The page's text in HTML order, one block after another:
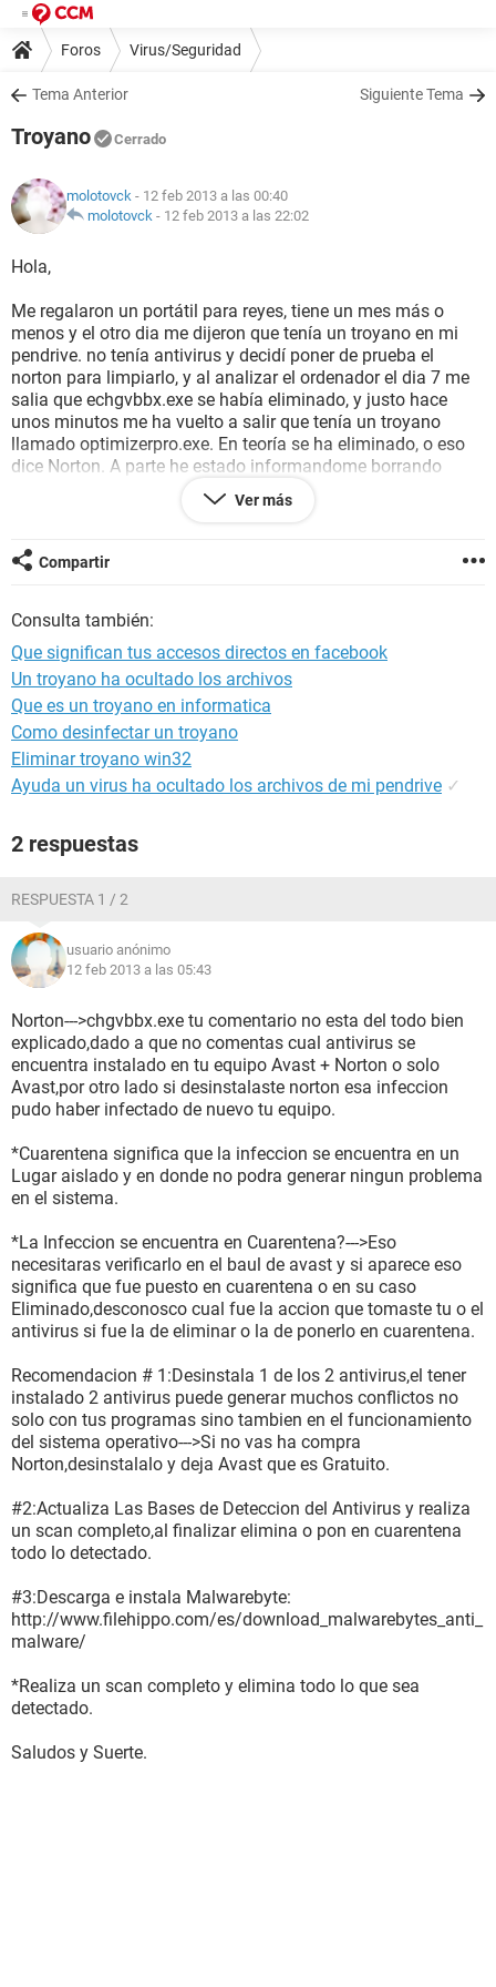
Foros Virus/Seguridad
Tema Anterior Siguiente Tema
Troyano Cerrado
molotovck - 12 feb 2013 a las 00:40
molotovck - 12 feb 2013 a las 22:02
Hola,
Me regalaron un portátil para reyes, tiene un mes más o
menos y el otro dia me dijeron que tenía un troyano en mi
pendrive. no tenía antivirus y decidí poner de prueba el
norton para limpiarlo, y al analizar el ordenador el dia 7 me
salia que echgvbbx.exe se había eliminado, y justo hace
unos minutos me ha vuelto a salir que tenía un troyano
llamado optimizerpro.exe. En teoría se ha eliminado, o eso
dice Norton. A parte he estado informandome borrando
programas que no sabía que eran y tal..pero alguien puede
ayudarme? estan ya eliminados o que ponga en cuarentena
optimizerpro este lo conocí justo cuando me bajé el avast
antivirus gratuito...muchas gracias por vuestra ayuda.
Ver más
Compartir
Consulta también:
Que significan tus accesos directos en facebook
Un troyano ha ocultado los archivos
Que es un troyano en informatica
Como desinfectar un troyano
Eliminar troyano win32
Ayuda un virus ha ocultado los archivos de mi pendrive ✓
2 respuestas
RESPUESTA 1 / 2
usuario anónimo
12 feb 2013 a las 05:43
Norton--->chgvbbx.exe tu comentario no esta del todo bien
explicado,dado a que no comentas cual antivirus se
encuentra instalado en tu equipo Avast + Norton o solo
Avast,por otro lado si desinstalaste norton esa infeccion
pudo haber infectado de nuevo tu equipo.
*Cuarentena significa que la infeccion se encuentra en un
Lugar aislado y en donde no podra generar ningun problema
en el sistema.
*La Infeccion se encuentra en Cuarentena?--->Eso
necesitaras verificarlo en el baul de avast y si aparece eso
significa que fue puesto en cuarentena o en su caso
Eliminado,desconosco cual fue la accion que tomaste tu o el
antivirus si fue la de eliminar o la de ponerlo en cuarentena.
Recomendacion # 1:Desinstala 1 de los 2 antivirus,el tener
instalado 2 antivirus puede generar muchos conflictos no
solo con tus programas sino tambien en el funcionamiento
del sistema operativo--->Si no vas ha compra
Norton,desinstalalo y deja Avast que es Gratuito.
#2:Actualiza Las Bases de Deteccion del Antivirus y realiza
un scan completo,al finalizar elimina o pon en cuarentena
todo lo detectado.
#3:Descarga e instala Malwarebyte:
http://www.filehippo.com/es/download_malwarebytes_anti_
malware/
*Realiza un scan completo y elimina todo lo que sea
detectado.
Saludos y Suerte.